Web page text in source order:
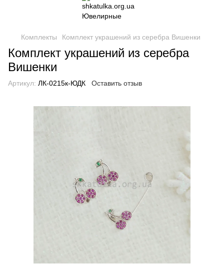
Комплекты Комплект украшений из серебра Вишенки
Комплект украшений из серебра
Вишенки
Артикул: ЛК-0215к-ЮДК Оставить отзыв